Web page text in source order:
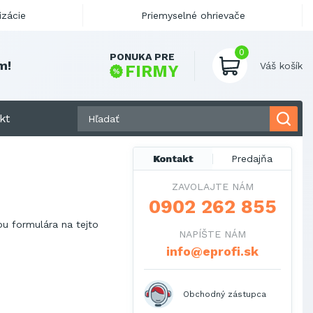
!
PONUKA PRE
FIRMY
0
Váš košík
formulára na tejto
Kontakt Predajňa
ZAVOLAJTE NÁM
0902 262 855
NAPÍŠTE NÁM
info@eprofi.sk
Obchodný zástupca
Priemyselné ohrievače